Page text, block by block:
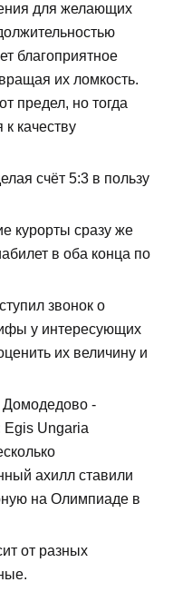
для желающих
благоприятное
их ломкость.
предел, но тогда
качеству
счёт 5:3 в пользу
курорты сразу же
в оба конца по
звонок о
у интересующих
их величину и
-
Egis Ungaria
ахилл ставили
на Олимпиаде в
от разных